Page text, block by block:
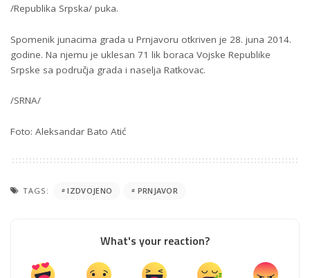
/Republika Srpska/ puka.
Spomenik junacima grada u Prnjavoru otkriven je 28. juna 2014.
godine. Na njemu je uklesan 71 lik boraca Vojske Republike
Srpske sa područja grada i naselja Ratkovac.
/SRNA/
Foto: Aleksandar Bato Atić
TAGS: IZDVOJENO PRNJAVOR
What's your reaction?